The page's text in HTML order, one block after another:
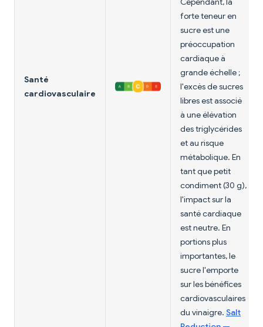
Santé
cardiovasculaire
forte teneur en
sucre est une
préoccupation
cardiaque à
grande échelle ;
l'excès de sucres
libres est associé
à une élévation
des triglycérides
et au risque
métabolique. En
tant que petit
condiment (30 g),
l'impact sur la
santé cardiaque
est neutre. En
portions plus
importantes, le
sucre l'emporte
sur les bénéfices
cardiovasculaires
du vinaigre. Salt